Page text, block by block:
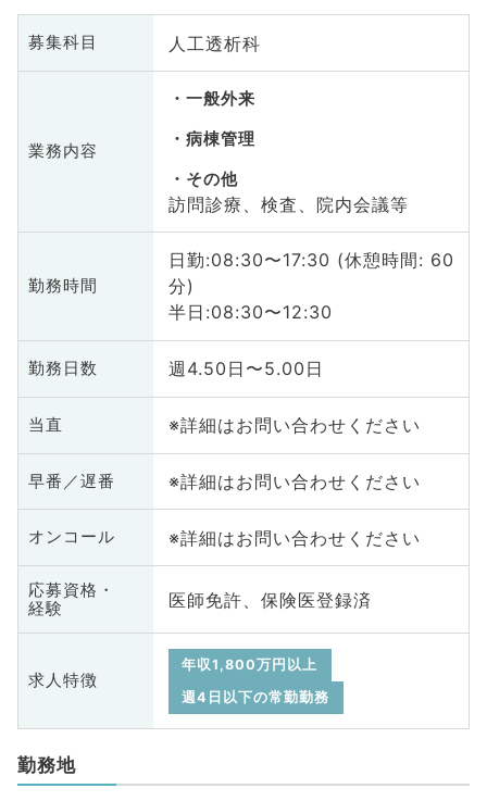
募集科目 人工透析科
業務内容
一般外来
病棟管理
その他
訪問診療、検査、院内会議等
勤務時間
日勤:08:30〜17:30 (休憩時間: 60
分)
半日:08:30〜12:30
勤務日数 週4.50日〜5.00日
当直 ※詳細はお問い合わせください
早番／遅番 ※詳細はお問い合わせください
オンコール ※詳細はお問い合わせください
応募資格・
経験
医師免許、保険医登録済
求人特徴
年収1,800万円以上
週4日以下の常勤勤務
勤務地